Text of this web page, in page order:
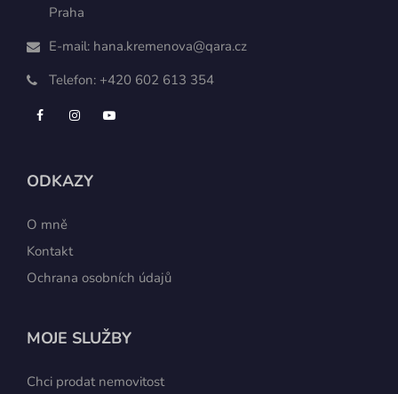
Praha
E-mail: hana.kremenova@qara.cz
Telefon: +420 602 613 354
ODKAZY
O mně
Kontakt
Ochrana osobních údajů
MOJE SLUŽBY
Chci prodat nemovitost